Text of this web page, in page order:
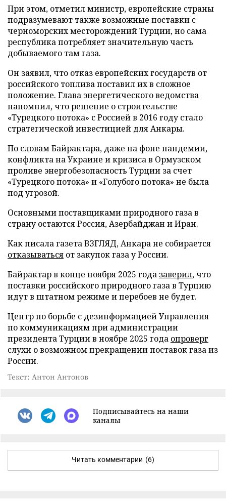
При этом, отметил министр, европейские страны
подразумевают также возможные поставки с
черноморских месторождений Турции, но сама
республика потребляет значительную часть
добываемого там газа.
Он заявил, что отказ европейских государств от
российского топлива поставил их в сложное
положение. Глава энергетического ведомства
напомнил, что решение о строительстве
«Турецкого потока» с Россией в 2016 году стало
стратегической инвестицией для Анкары.
По словам Байрактара, даже на фоне пандемии,
конфликта на Украине и кризиса в Ормузском
проливе энергобезопасность Турции за счет
«Турецкого потока» и «Голубого потока» не была
под угрозой.
Основными поставщиками природного газа в
страну остаются Россия, Азербайджан и Иран.
Как писала газета ВЗГЛЯД, Анкара не собирается
отказываться от закупок газа у России.
Байрактар в конце ноября 2025 года заверил, что
поставки российского природного газа в Турцию
идут в штатном режиме и перебоев не будет.
Центр по борьбе с дезинформацией Управления
по коммуникациям при администрации
президента Турции в ноябре 2025 года опроверг
слухи о возможном прекращении поставок газа из
России.
Текст: Антон Антонов
Подписывайтесь на наши
каналы
Читать комментарии (6)